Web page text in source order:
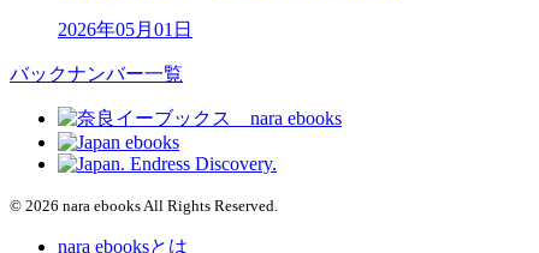
2026年05月01日
バックナンバー一覧
© 2026 nara ebooks All Rights Reserved.
nara ebooksとは